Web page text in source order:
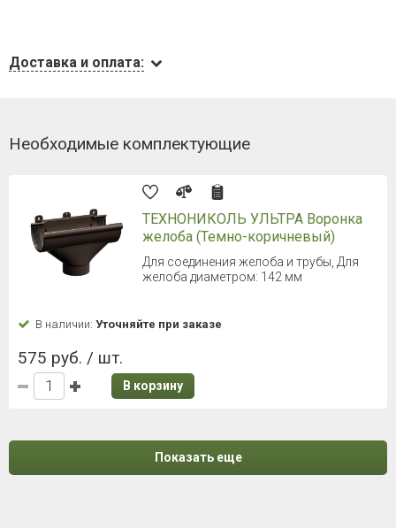
Доставка и оплата:
Необходимые комплектующие
ТЕХНОНИКОЛЬ УЛЬТРА Воронка
желоба (Темно-коричневый)
Для соединения желоба и трубы, Для
желоба диаметром: 142 мм
В наличии: Уточняйте при заказе
575 руб. / шт.
В корзину
Показать еще